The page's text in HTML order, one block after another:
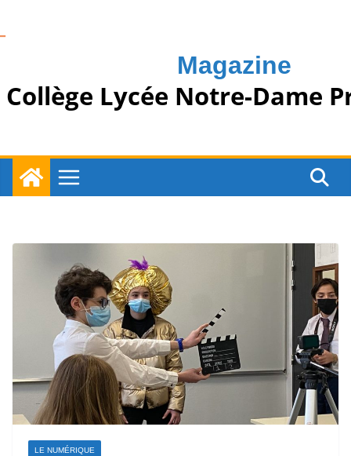
Magazine
Collège Lycée Notre-Dame
LE NUMÉRIQUE